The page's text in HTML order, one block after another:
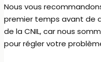
Nous vous
premier temps avant de
de la CNIL, car nous
pour régler votre